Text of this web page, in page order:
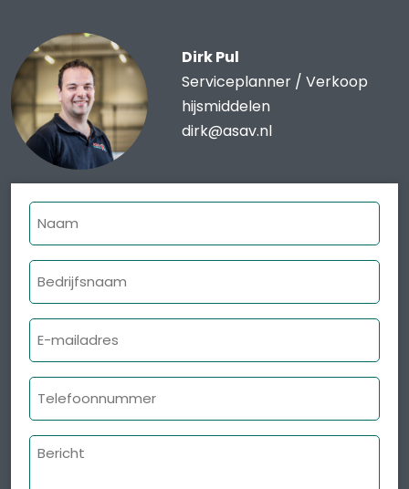
Dirk Pul
Serviceplanner / Verkoop
hijsmiddelen
dirk@asav.nl
Naam
Bedrijfsnaam
E-
mailadres
Telefoonnummer
Bericht